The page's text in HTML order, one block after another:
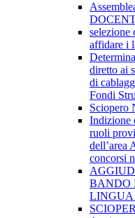
selezione
affidare i
diretto ai
di
Fondi
Sciopero
Indizione
ruoli
dell’area
concorsi
BANDO
LINGUA